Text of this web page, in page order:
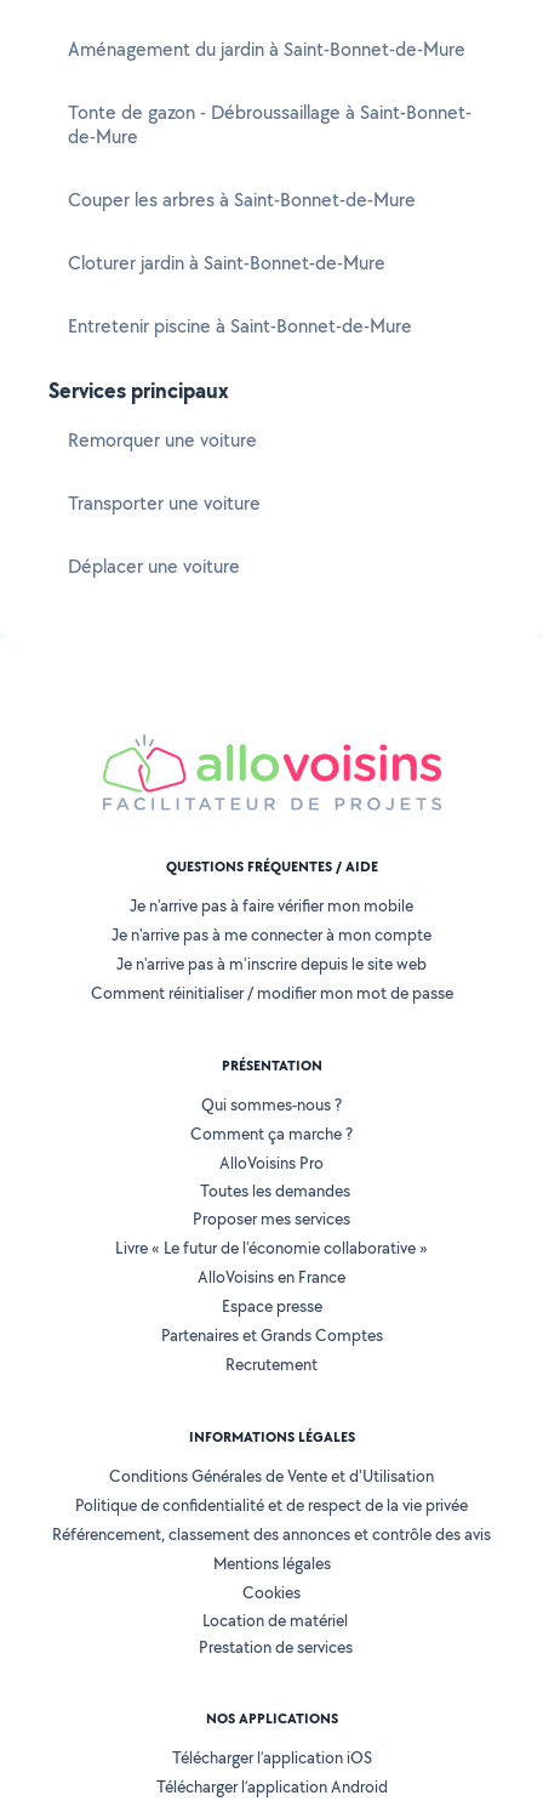
Aménagement du jardin à Saint-Bonnet-de-Mure
Tonte de gazon - Débroussaillage à Saint-Bonnet-
de-Mure
Couper les arbres à Saint-Bonnet-de-Mure
Cloturer jardin à Saint-Bonnet-de-Mure
Entretenir piscine à Saint-Bonnet-de-Mure
Services principaux
Remorquer une voiture
Transporter une voiture
Déplacer une voiture
QUESTIONS FRÉQUENTES / AIDE
Je n'arrive pas à faire vérifier mon mobile
Je n'arrive pas à me connecter à mon compte
Je n'arrive pas à m'inscrire depuis le site web
Comment réinitialiser / modifier mon mot de passe
PRÉSENTATION
Qui sommes-nous ?
Comment ça marche ?
AlloVoisins Pro
Toutes les demandes
Proposer mes services
Livre « Le futur de l'économie collaborative »
AlloVoisins en France
Espace presse
Partenaires et Grands Comptes
Recrutement
INFORMATIONS LÉGALES
Conditions Générales de Vente et d'Utilisation
Politique de confidentialité et de respect de la vie privée
Référencement, classement des annonces et contrôle des avis
Mentions légales
Cookies
Location de matériel
Prestation de services
NOS APPLICATIONS
Télécharger l’application iOS
Télécharger l’application Android